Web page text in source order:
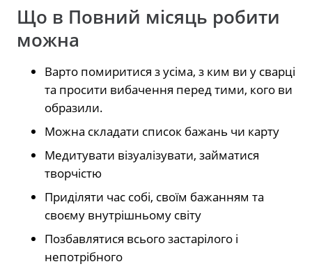
Що в Повний місяць робити
можна
Варто помиритися з усіма, з ким ви у сварці
та просити вибачення перед тими, кого ви
образили.
Можна складати список бажань чи карту
Медитувати візуалізувати, займатися
творчістю
Приділяти час собі, своїм бажанням та
своєму внутрішньому світу
Позбавлятися всього застарілого і
непотрібного